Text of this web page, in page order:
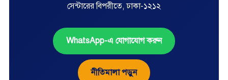
সেন্টারের বিপরীতে, ঢাকা-১২১২
WhatsApp-এ যোগাযোগ করুন
নীতিমালা পড়ুন